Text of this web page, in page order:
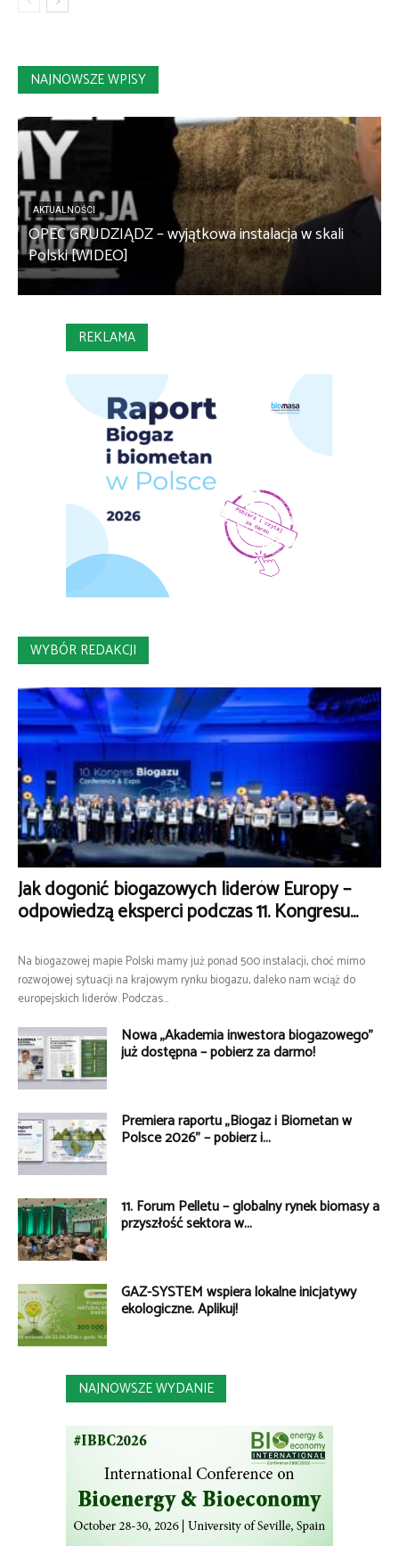
NAJNOWSZE WPISY
AKTUALNOŚCI
OPEC GRUDZIĄDZ – wyjątkowa instalacja w skali
Polski [WIDEO]
REKLAMA
WYBÓR REDAKCJI
Jak dogonić biogazowych liderów Europy –
odpowiedzą eksperci podczas 11. Kongresu...
Na biogazowej mapie Polski mamy już ponad 500 instalacji, choć mimo
rozwojowej sytuacji na krajowym rynku biogazu, daleko nam wciąż do
europejskich liderów. Podczas...
Nowa „Akademia inwestora biogazowego”
już dostępna – pobierz za darmo!
Premiera raportu „Biogaz i Biometan w
Polsce 2026” – pobierz i...
11. Forum Pelletu – globalny rynek biomasy a
przyszłość sektora w...
GAZ-SYSTEM wspiera lokalne inicjatywy
ekologiczne. Aplikuj!
NAJNOWSZE WYDANIE